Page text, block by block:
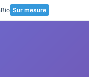
Bio Sur mesure